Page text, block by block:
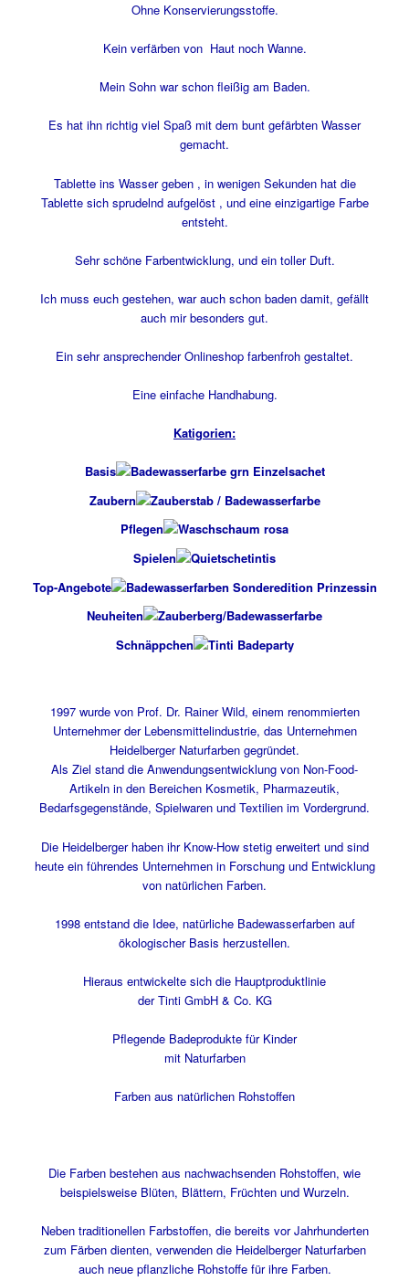
Ohne Konservierungsstoffe.
Kein verfärben von Haut noch Wanne.
Mein Sohn war schon fleißig am Baden.
Es hat ihn richtig viel Spaß mit dem bunt gefärbten Wasser
gemacht.
Tablette ins Wasser geben , in wenigen Sekunden hat die
Tablette sich sprudelnd aufgelöst , und eine einzigartige Farbe
entsteht.
Sehr schöne Farbentwicklung, und ein toller Duft.
Ich muss euch gestehen, war auch schon baden damit, gefällt
auch mir besonders gut.
Ein sehr ansprechender Onlineshop farbenfroh gestaltet.
Eine einfache Handhabung.
Katigorien:
Basis
Zaubern
Pflegen
Spielen
Top-Angebote
Neuheiten
Schnäppchen
1997 wurde von Prof. Dr. Rainer Wild, einem renommierten
Unternehmer der Lebensmittelindustrie, das Unternehmen
Heidelberger Naturfarben gegründet.
Als Ziel stand die Anwendungsentwicklung von Non-Food-
Artikeln in den Bereichen Kosmetik, Pharmazeutik,
Bedarfsgegenstände, Spielwaren und Textilien im Vordergrund.
Die Heidelberger haben ihr Know-How stetig erweitert und sind
heute ein führendes Unternehmen in Forschung und Entwicklung
von natürlichen Farben.
1998 entstand die Idee, natürliche Badewasserfarben auf
ökologischer Basis herzustellen.
Hieraus entwickelte sich die Hauptproduktlinie
der Tinti GmbH & Co. KG
Pflegende Badeprodukte für Kinder
mit Naturfarben
Farben aus natürlichen Rohstoffen
Die Farben bestehen aus nachwachsenden Rohstoffen, wie
beispielsweise Blüten, Blättern, Früchten und Wurzeln.
Neben traditionellen Farbstoffen, die bereits vor Jahrhunderten
zum Färben dienten, verwenden die Heidelberger Naturfarben
auch neue pflanzliche Rohstoffe für ihre Farben.